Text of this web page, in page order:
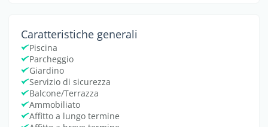
Caratteristiche generali
Piscina
Parcheggio
Giardino
Servizio di sicurezza
Balcone/Terrazza
Ammobiliato
Affitto a lungo termine